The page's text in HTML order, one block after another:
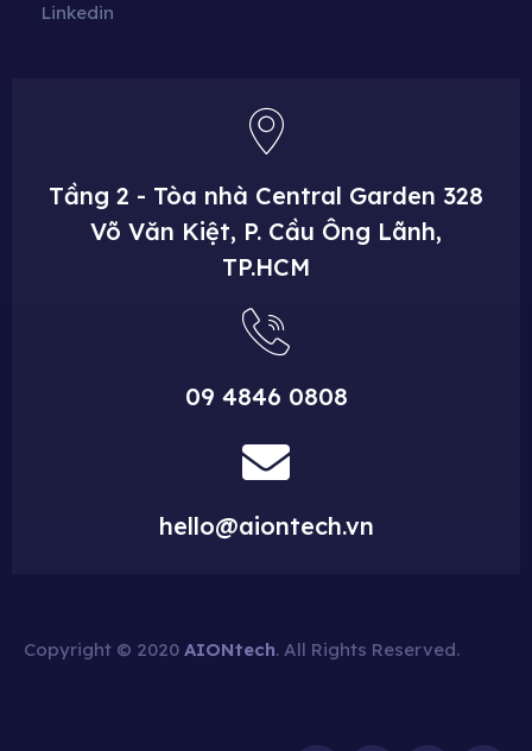
Linkedin
Tầng 2 - Tòa nhà Central Garden 328
Võ Văn Kiệt, P. Cầu Ông Lãnh,
TP.HCM
09 4846 0808
hello@aiontech.vn
Copyright © 2020 AIONtech. All Rights Reserved.